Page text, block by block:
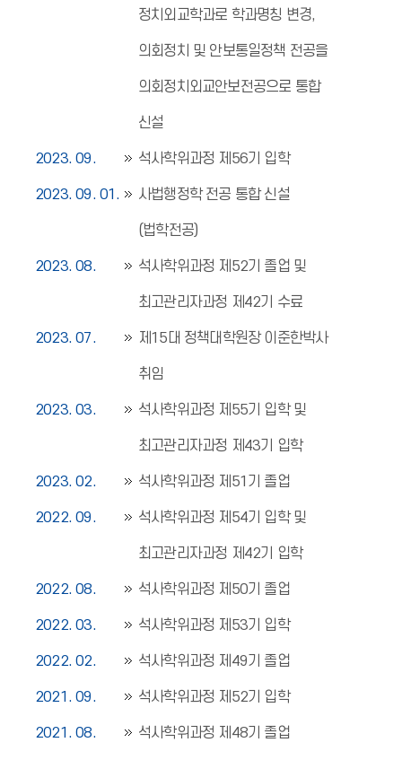
정치외교학과로 학과명칭 변경,
의회정치 및 안보통일정책 전공을
의회정치외교안보전공으로 통합
신설
2023. 09. 석사학위과정 제56기 입학
2023. 09. 01. 사법행정학 전공 통합 신설
(법학전공)
2023. 08. 석사학위과정 제52기 졸업 및
최고관리자과정 제42기 수료
2023. 07. 제15대 정책대학원장 이준한박사
취임
2023. 03. 석사학위과정 제55기 입학 및
최고관리자과정 제43기 입학
2023. 02. 석사학위과정 제51기 졸업
2022. 09. 석사학위과정 제54기 입학 및
최고관리자과정 제42기 입학
2022. 08. 석사학위과정 제50기 졸업
2022. 03. 석사학위과정 제53기 입학
2022. 02. 석사학위과정 제49기 졸업
2021. 09. 석사학위과정 제52기 입학
2021. 08. 석사학위과정 제48기 졸업